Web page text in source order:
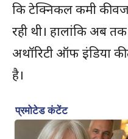
कि टेक्निकल कमी की
रही थी। हालांकि अब
अथॉरिटी ऑफ इंडिया
है।